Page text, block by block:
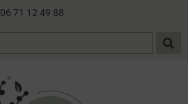
06 71 12 49 88